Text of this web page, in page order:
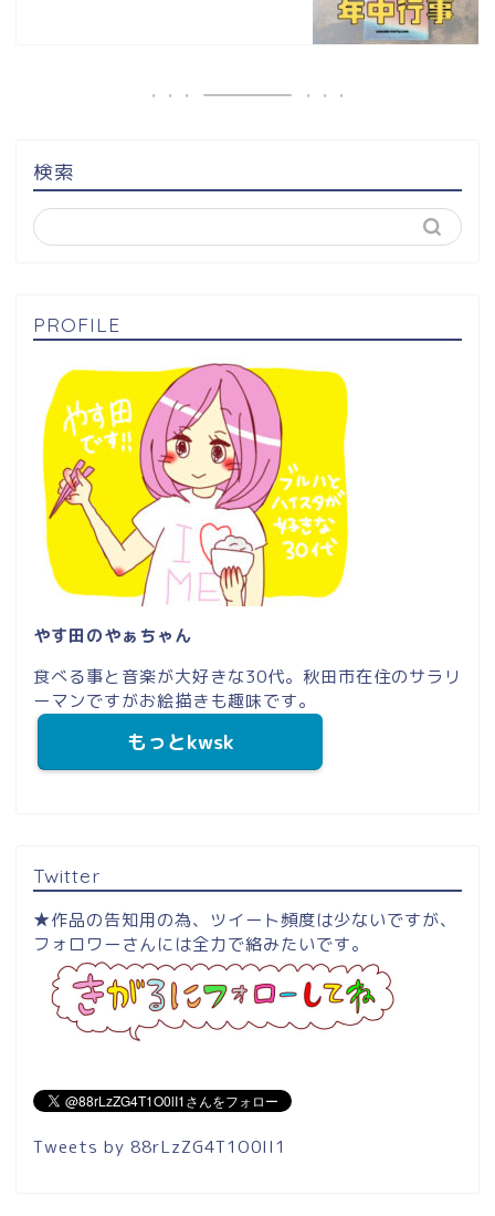
検索
PROFILE
やす田のやぁちゃん
食べる事と音楽が大好きな30代。秋田市在住のサラリ
ーマンですがお絵描きも趣味です。
もっとkwsk
Twitter
★作品の告知用の為、ツイート頻度は少ないですが、
フォロワーさんには全力で絡みたいです。
Tweets by 88rLzZG4T1O0lI1